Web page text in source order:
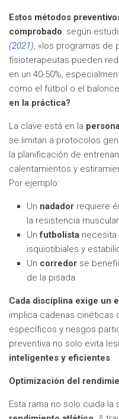
Estos métodos
comprobado: según
(2021) , «los programas
fisioterapeutas pueden
en un 40-50%,
como el fútbol o el
en la práctica?
La clave está en la
se limitan a protocolos
la planificación de
calentamientos y
Por ejemplo:
Un nadador requiere
la resistencia
Unfutbolista necesita
isquiotibiales y
Un corredor se
de la pisada.
Cada disciplina exige un
implica cadenas cinéticas
específicos y riesgos
preventiva no solo evita
inteligentes y eficientes
Optimización del
Esta rama no solo cuida la